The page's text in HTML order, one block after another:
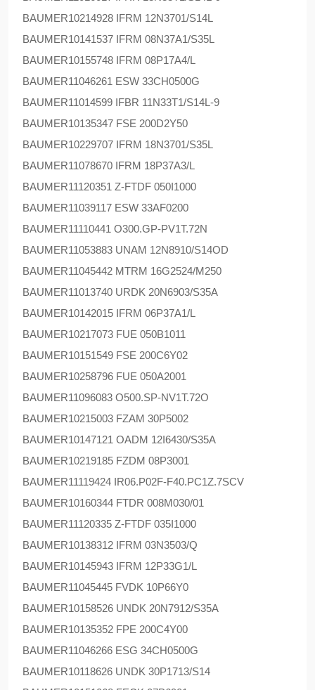
BAUMER10214928 IFRM 12N3701/S14L
BAUMER10141537 IFRM 08N37A1/S35L
BAUMER10155748 IFRM 08P17A4/L
BAUMER11046261 ESW 33CH0500G
BAUMER11014599 IFBR 11N33T1/S14L-9
BAUMER10135347 FSE 200D2Y50
BAUMER10229707 IFRM 18N3701/S35L
BAUMER11078670 IFRM 18P37A3/L
BAUMER11120351 Z-FTDF 050I1000
BAUMER11039117 ESW 33AF0200
BAUMER11110441 O300.GP-PV1T.72N
BAUMER11053883 UNAM 12N8910/S14OD
BAUMER11045442 MTRM 16G2524/M250
BAUMER11013740 URDK 20N6903/S35A
BAUMER10142015 IFRM 06P37A1/L
BAUMER10217073 FUE 050B1011
BAUMER10151549 FSE 200C6Y02
BAUMER10258796 FUE 050A2001
BAUMER11096083 O500.SP-NV1T.72O
BAUMER10215003 FZAM 30P5002
BAUMER10147121 OADM 12I6430/S35A
BAUMER10219185 FZDM 08P3001
BAUMER11119424 IR06.P02F-F40.PC1Z.7SCV
BAUMER10160344 FTDR 008M030/01
BAUMER11120335 Z-FTDF 035I1000
BAUMER10138312 IFRM 03N3503/Q
BAUMER10145943 IFRM 12P33G1/L
BAUMER11045445 FVDK 10P66Y0
BAUMER10158526 UNDK 20N7912/S35A
BAUMER10135352 FPE 200C4Y00
BAUMER11046266 ESG 34CH0500G
BAUMER10118626 UNDK 30P1713/S14